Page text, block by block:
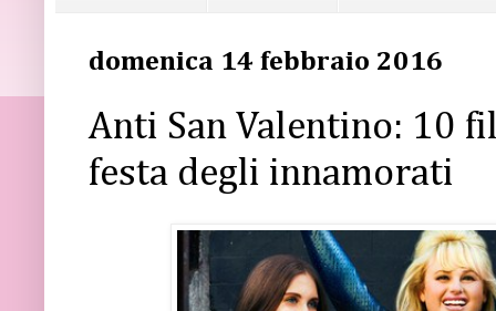
domenica 14 febbraio 2016
Anti San Valentino: 10
festa degli innamorati